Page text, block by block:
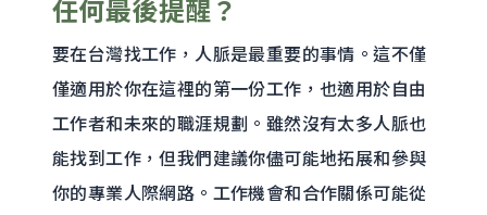
任何最後提醒？
要在台灣找工作，人脈是最重要的事情。這不僅
僅適用於你在這裡的第一份工作，也適用於自由
工作者和未來的職涯規劃。雖然沒有太多人脈也
能找到工作，但我們建議你儘可能地拓展和參與
你的專業人際網路。工作機會和合作關係可能從